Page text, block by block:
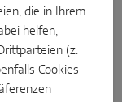
die in Ihrem
helfen,
(z.
Cookies